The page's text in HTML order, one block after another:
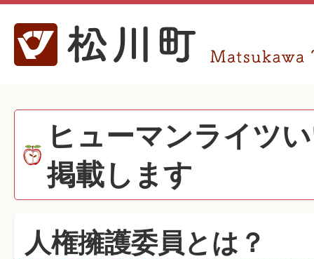
ヒューマンライツ
掲載します
人権擁護委員とは？